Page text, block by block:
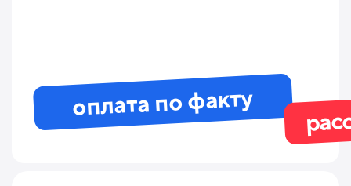
оплата по факту